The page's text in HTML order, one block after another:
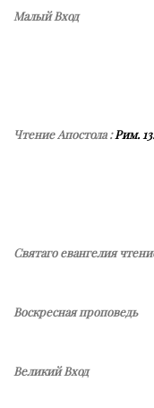
Малый Вход
Чтение Апостола :Рим.
Святаго евангелия
Воскресная проповедь
Великий Вход